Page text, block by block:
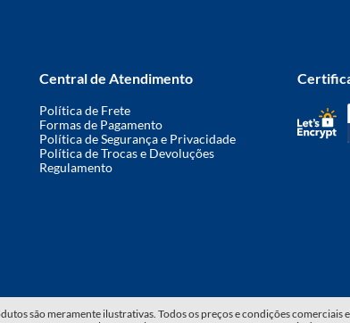
Central de Atendimento
Política de Frete
Formas de Pagamento
Política de Segurança e Privacidade
Política de Trocas e Devoluções
Regulamento
são meramente ilustrativas. Todos os preços e condições comerciais